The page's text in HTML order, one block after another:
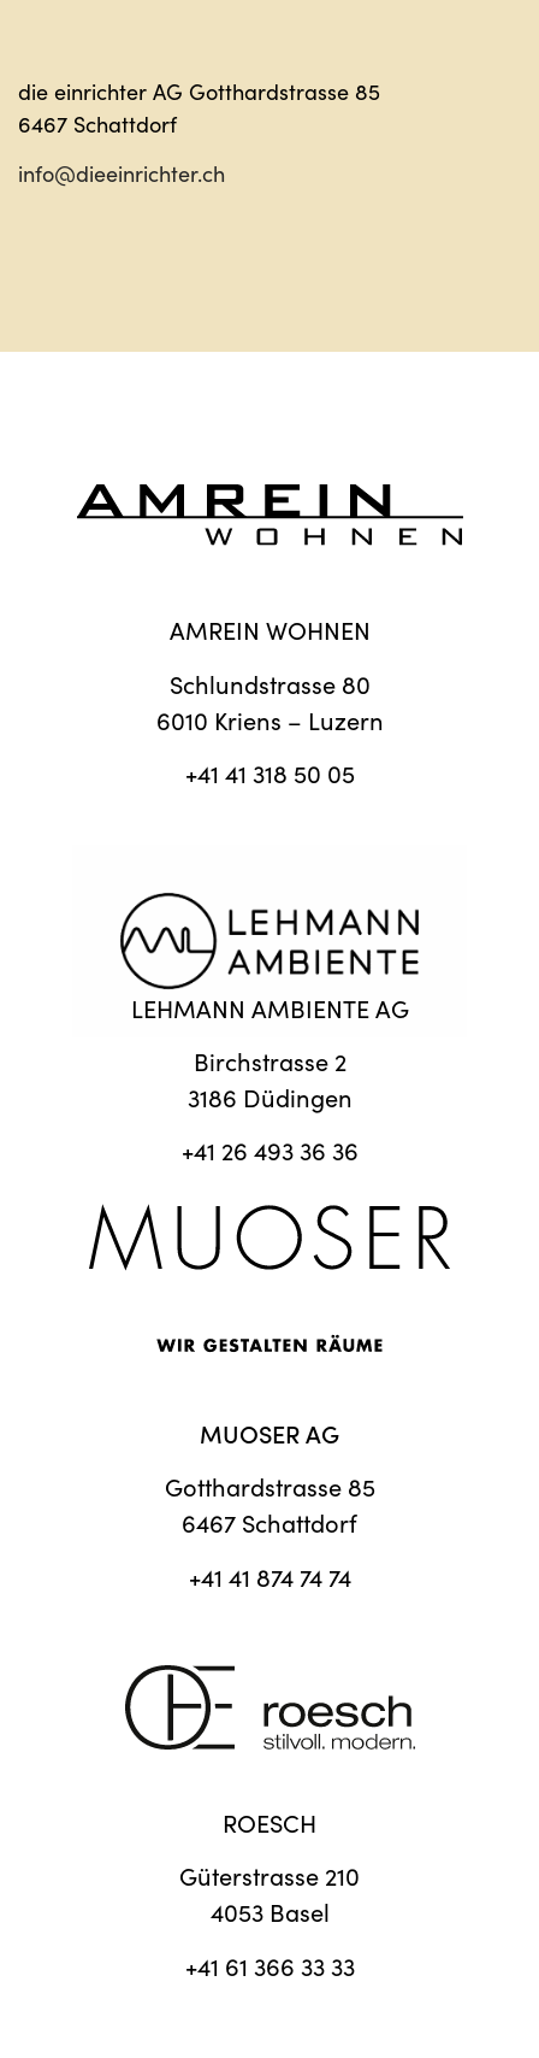
die einrichter AG Gotthardstrasse 85
6467 Schattdorf
info@dieeinrichter.ch
AMREIN WOHNEN
Schlundstrasse 80
6010 Kriens – Luzern
+41 41 318 50 05
LEHMANN AMBIENTE AG
Birchstrasse 2
3186 Düdingen
+41 26 493 36 36
MUOSER AG
Gotthardstrasse 85
6467 Schattdorf
+41 41 874 74 74
ROESCH
Güterstrasse 210
4053 Basel
+41 61 366 33 33